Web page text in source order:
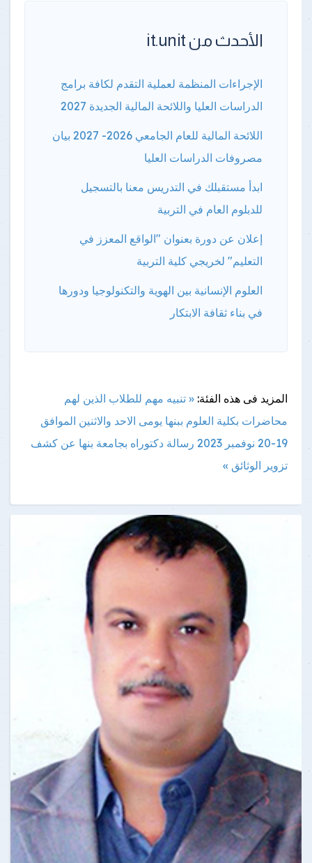
الأحدث من it.unit
الإجراءات المنظمة لعملية التقدم لكافة برامج
الدراسات العليا واللائحة المالية الجديدة 2027
اللائحة المالية للعام الجامعي 2026- 2027 بيان
مصروفات الدراسات العليا
ابدأ مستقبلك في التدريس معنا بالتسجيل
للدبلوم العام في التربية
إعلان عن دورة بعنوان "الواقع المعزز في
التعليم" لخريجي كلية التربية
العلوم الإنسانية بين الهوية والتكنولوجيا ودورها
في بناء ثقافة الابتكار
المزيد فى هذه الفئة: « تنبيه مهم للطلاب الذين لهم
محاضرات بكلية العلوم ببنها يومى الاحد والاثنين الموافق
19-20 نوفمبر 2023
رسالة دكتوراه بجامعة بنها عن كشف
تزوير الوثائق »